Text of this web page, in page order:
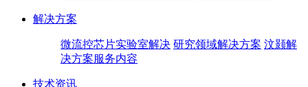
解决方案
微流控芯片实验室解决 研究领域解决方案 汶颢解
决方案服务内容
技术资讯